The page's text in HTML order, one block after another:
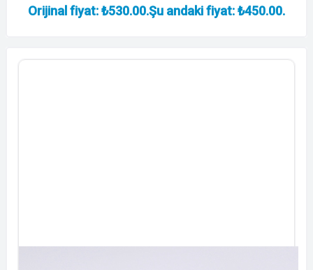
Orijinal fiyat: ₺530.00.Şu andaki fiyat: ₺450.00.